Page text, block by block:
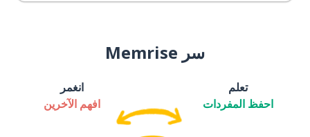
سر Memrise
تعلم
احفظ المفردات
انغمر
افهم الآخرين